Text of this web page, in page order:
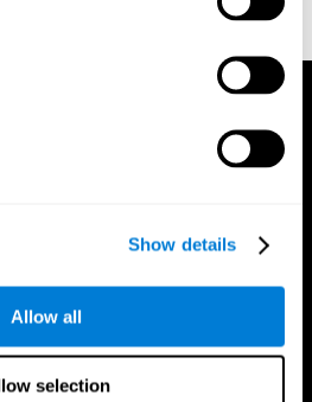
Show details
Allow all
selection